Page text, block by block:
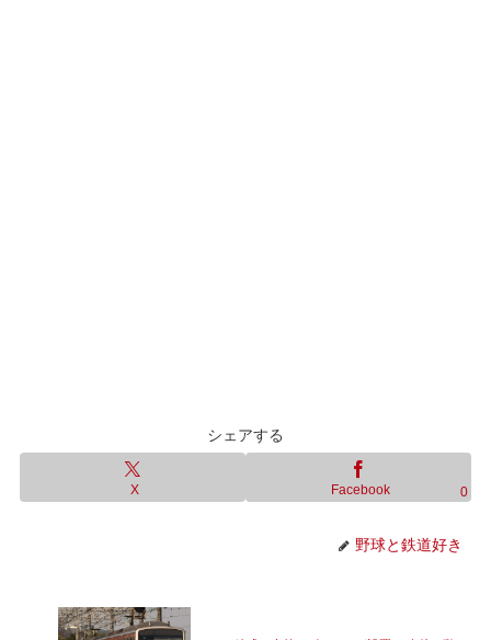
シェアする
X Facebook 0
野球と鉄道好き